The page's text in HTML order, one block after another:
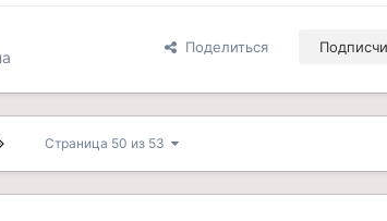
Поделиться
Страница 50 из 53